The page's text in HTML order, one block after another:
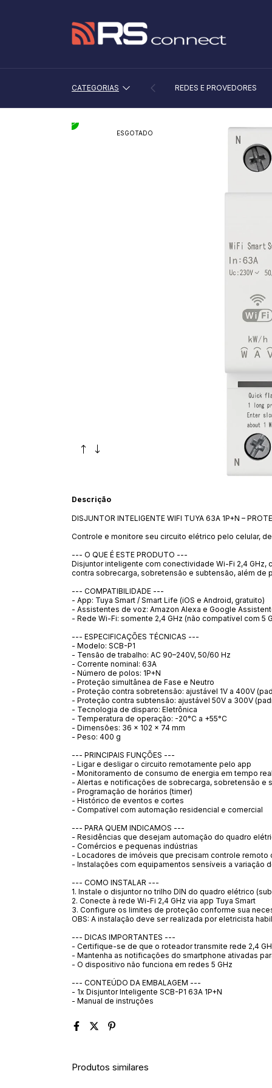
CATEGORIAS REDES E PROVEDORES
ESGOTADO
Descrição
DISJUNTOR INTELIGENTE WIFI TUYA 63A 1P+N –
Controle e monitore seu circuito elétrico pelo celular,
--- O QUE É ESTE PRODUTO ---
Disjuntor inteligente com conectividade Wi-Fi 2,4
contra sobrecarga, sobretensão e subtensão, além de
--- COMPATIBILIDADE ---
- App: Tuya Smart / Smart Life (iOS e Android, gratuito)
- Assistentes de voz: Amazon Alexa e Google
- Rede Wi-Fi: somente 2,4 GHz (não compatível com 5
--- ESPECIFICAÇÕES TÉCNICAS ---
- Modelo: SCB-P1
- Tensão de trabalho: AC 90–240V, 50/60 Hz
- Corrente nominal: 63A
- Número de polos: 1P+N
- Proteção simultânea de Fase e Neutro
- Proteção contra sobretensão: ajustável 1V a 400V
- Proteção contra subtensão: ajustável 50V a 300V
- Tecnologia de disparo: Eletrônica
- Temperatura de operação: -20°C a +55°C
- Dimensões: 36 x 102 x 74 mm
- Peso: 400 g
--- PRINCIPAIS FUNÇÕES ---
- Ligar e desligar o circuito remotamente pelo app
- Monitoramento de consumo de energia em tempo real
- Alertas e notificações de sobrecarga, sobretensão e
- Programação de horários (timer)
- Histórico de eventos e cortes
- Compatível com automação residencial e comercial
--- PARA QUEM INDICAMOS ---
- Residências que desejam automação do quadro
- Comércios e pequenas indústrias
- Locadores de imóveis que precisam controle remoto
- Instalações com equipamentos sensíveis a variação
--- COMO INSTALAR ---
1. Instale o disjuntor no trilho DIN do quadro elétrico
2. Conecte à rede Wi-Fi 2,4 GHz via app Tuya Smart
3. Configure os limites de proteção conforme sua
OBS: A instalação deve ser realizada por eletricista
--- DICAS IMPORTANTES ---
- Certifique-se de que o roteador transmite rede 2,4
- Mantenha as notificações do smartphone ativadas
- O dispositivo não funciona em redes 5 GHz
--- CONTEÚDO DA EMBALAGEM ---
- 1x Disjuntor Inteligente SCB-P1 63A 1P+N
- Manual de instruções
Produtos similares